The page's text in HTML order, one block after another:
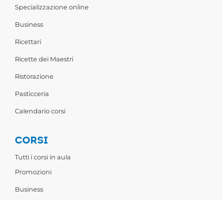
Specializzazione online
Business
Ricettari
Ricette dei Maestri
Ristorazione
Pasticceria
Calendario corsi
CORSI
Tutti i corsi in aula
Promozioni
Business